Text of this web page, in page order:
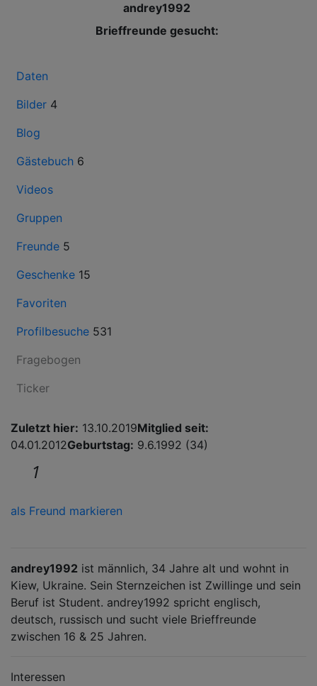
andrey1992
Brieffreunde gesucht:
Daten
Bilder 4
Blog
Gästebuch 6
Videos
Gruppen
Freunde 5
Geschenke 15
Favoriten
Profilbesuche 531
Fragebogen
Ticker
Zuletzt hier: 13.10.2019Mitglied seit:
04.01.2012Geburtstag: 9.6.1992 (34)
1
als Freund markieren
andrey1992 ist männlich, 34 Jahre alt und wohnt in
Kiew, Ukraine. Sein Sternzeichen ist Zwillinge und sein
Beruf ist Student. andrey1992 spricht englisch,
deutsch, russisch und sucht viele Brieffreunde
zwischen 16 & 25 Jahren.
Interessen